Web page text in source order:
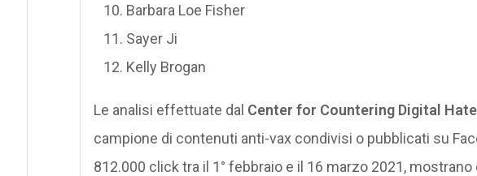
Barbara Loe Fisher
Sayer Ji
Kelly Brogan
Le analisi effettuate dal Center for Countering Digital Hate
campione di contenuti anti-vax condivisi o pubblicati su
812.000 click tra il 1° febbraio e il 16 marzo 2021,